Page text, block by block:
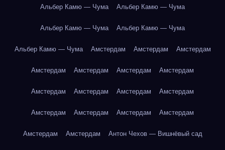
Альбер Камю — Чума Альбер Камю — Чума
Альбер Камю — Чума Альбер Камю — Чума
Альбер Камю — Чума Амстердам Амстердам Амстердам
Амстердам Амстердам Амстердам Амстердам
Амстердам Амстердам Амстердам Амстердам
Амстердам Амстердам Амстердам Амстердам
Амстердам Амстердам Антон Чехов — Вишнёвый сад